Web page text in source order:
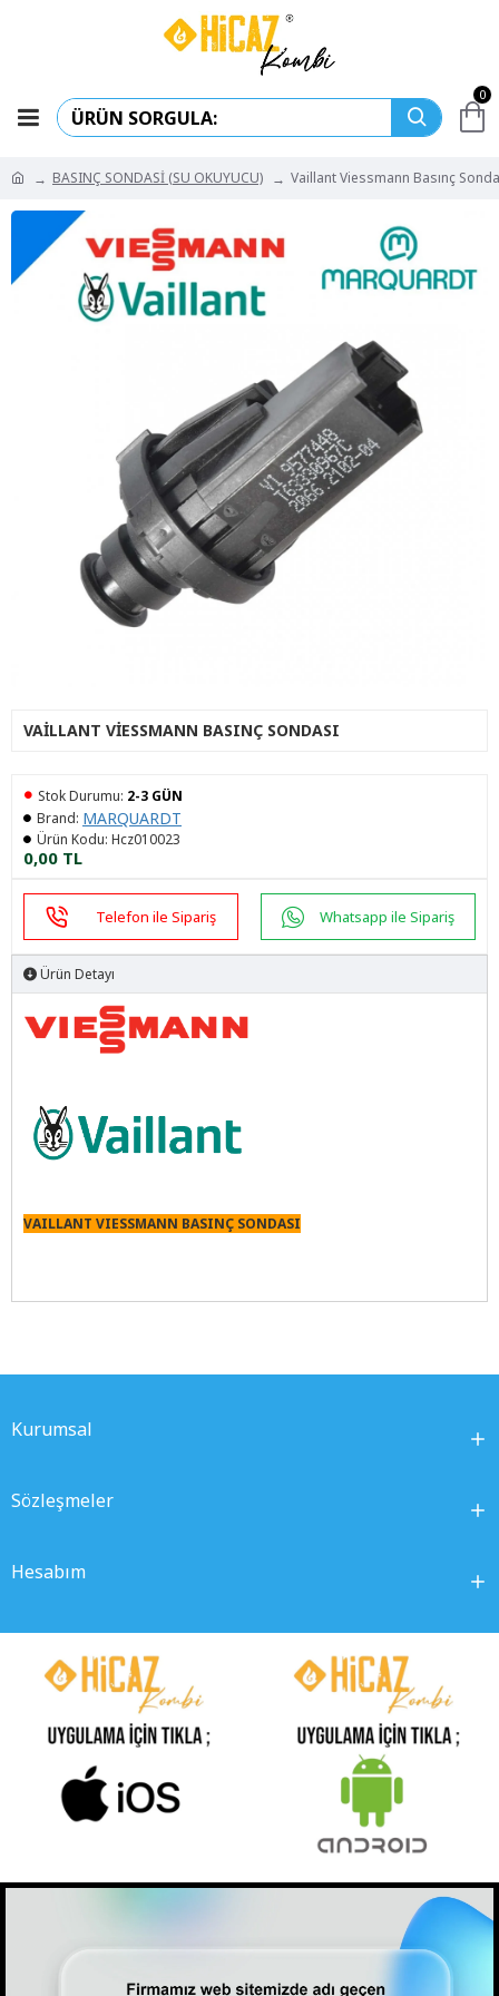
0
BASINÇ SONDASİ (SU OKUYUCU) Vaillant Viessmann Basınç
VAILLANT VIESSMANN BASINÇ SONDASI
0,00 TL
Stok Durumu: 2-3 GÜN
Brand: MARQUARDT
Ürün Kodu: Hcz010023
Telefon ile Sipariş Whatsapp ile Sipariş
Ürün Detayı
VAILLANT VIESSMANN BASINÇ SONDASI
Kurumsal
Sözleşmeler
Hesabım